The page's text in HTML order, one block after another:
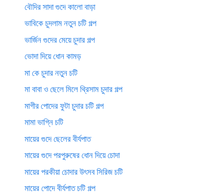
বৌদির সাদা গুদে কালো বাড়া
ভাবিকে চুদলাম নতুন চটি গল্প
ভার্জিন গুদের মেয়ে চুদার গল্প
ভোদা দিয়ে ধোন কামড়
মা কে চুদার নতুন চটি
মা বাবা ও ছেলে মিলে থ্রিসাম চুদার গল্প
মাগীর পোদের ফুটা চুদার চটি গল্প
মামা ভাগ্নি চটি
মায়ের গুদে ছেলের বীর্যপাত
মায়ের গুদে পরপুরুষের ধোন দিয়ে চোদা
মায়ের পরকীয়া চোদার উৎসব সিরিজ চটি
মায়ের পোদে বীর্যপাত চটি গল্প